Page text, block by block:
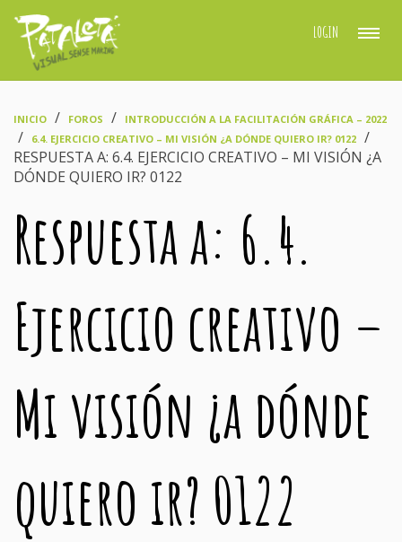
LOGIN
INICIO FOROS INTRODUCCIÓN A LA FACILITACIÓN GRÁFICA – 2022
6.4. EJERCICIO CREATIVO – MI VISIÓN ¿A DÓNDE QUIERO IR? 0122
RESPUESTA A: 6.4. EJERCICIO CREATIVO – MI VISIÓN ¿A
DÓNDE QUIERO IR? 0122
Respuesta a: 6.4.
Ejercicio creativo –
Mi visión ¿a dónde
quiero ir? 0122